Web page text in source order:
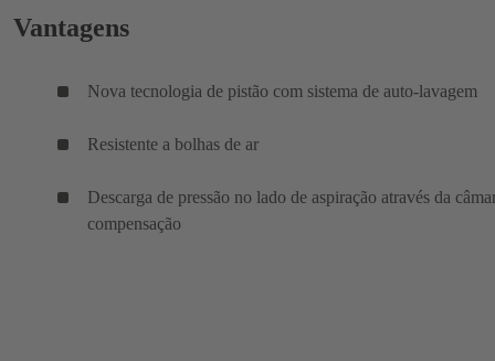
Vantagens
Nova tecnologia de pistão com sistema de auto-lavagem
Resistente a bolhas de ar
Descarga de pressão no lado de aspiração através da
compensação